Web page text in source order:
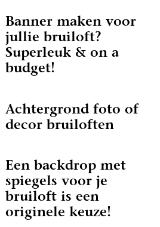
Banner maken voor
jullie bruiloft?
Superleuk & on a
budget!
Achtergrond foto of
decor bruiloften
Een backdrop met
spiegels voor je
bruiloft is een
originele keuze!